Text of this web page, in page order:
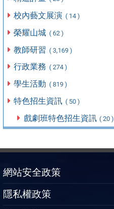
校內藝文展演 ( 14 )
榮耀山城 ( 62 )
教師研習 ( 3,169 )
行政業務 ( 274 )
學生活動 ( 819 )
特色招生資訊 ( 50 )
戲劇班特色招生資訊 ( 20 )
網站安全政策
隱私權政策